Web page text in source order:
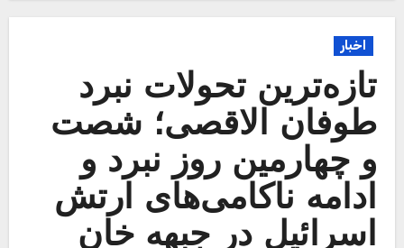
اخبار
تازه‌ترین تحولات نبرد
طوفان الاقصی؛ شصت
و چهارمین روز نبرد و
ادامه ناکامی‌های ارتش
اسرائیل در جبهه خان